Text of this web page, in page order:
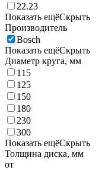
22.23
Показать ещёСкрыть
Производитель
Bosch
Показать ещёСкрыть
Диаметр круга, мм
115
125
150
180
230
300
Показать ещёСкрыть
Толщина диска, мм
от